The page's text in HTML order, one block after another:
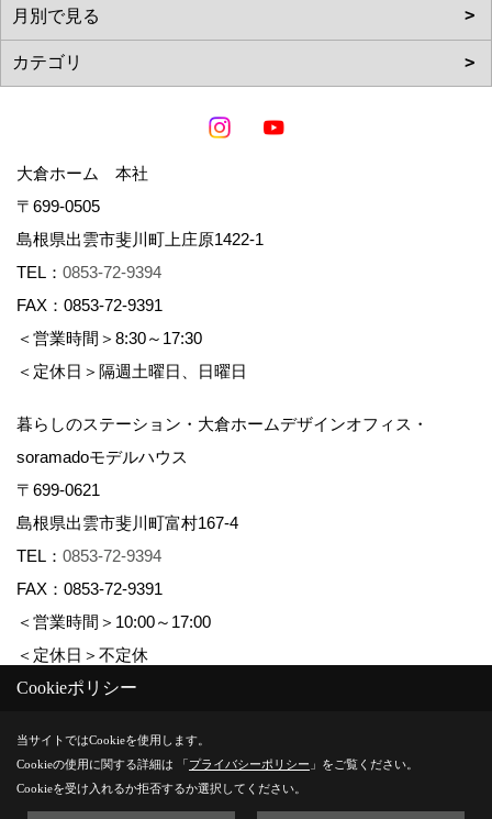
大倉ホーム 本社
〒699-0505
島根県出雲市斐川町上庄原1422-1
TEL： 0853-72-9394
FAX：0853-72-9391
＜営業時間＞8:30～17:30
＜定休日＞隔週土曜日、日曜日
暮らしのステーション・大倉ホームデザインオフィス・
soramadoモデルハウス
〒699-0621
島根県出雲市斐川町富村167-4
TEL： 0853-72-9394
FAX：0853-72-9391
＜営業時間＞10:00～17:00
＜定休日＞不定休
Copyright (c) 株式会社大倉ホーム. All Rights Reserved.
Produced byゴデスクリエイト
Cookieポリシー
当サイトではCookieを使用します。
Cookieの使用に関する詳細は 「プライバシーポリシー 」をご覧ください。
Cookieを受け入れるか拒否するか選択してください。